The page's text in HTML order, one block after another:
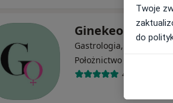
Ginekeo
Gastrologia, Ginekologia,
Położnictwo
400 opinii
Twoje
do